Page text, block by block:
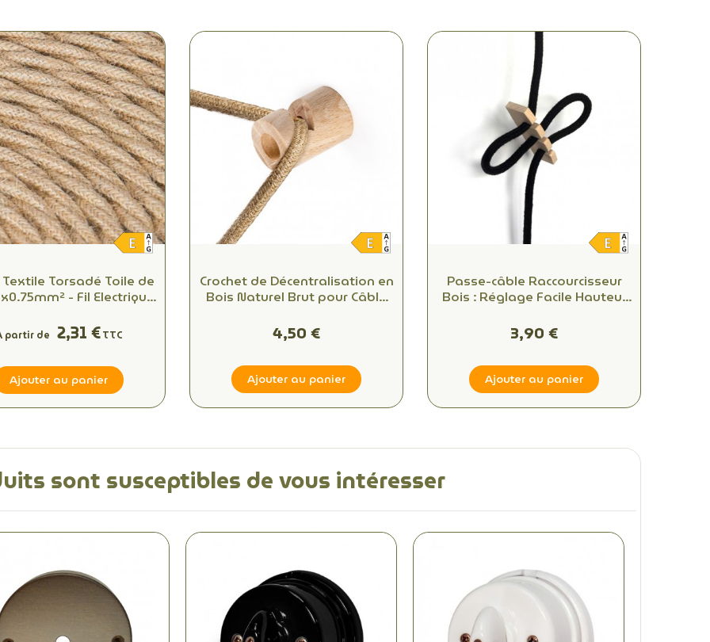
Torsadé Toile de
- Fil Electrique
partir de 2,31 €TTC
Ajouter au panier
Crochet de Décentralisation en
Bois Naturel Brut pour Câble
Accessoire pour Luminaires
4,50 €
Ajouter au panier
Passe-câble Raccourcisseur
Bois : Réglage Facile Hauteur
3,90 €
Ajouter au panier
sont susceptibles de vous intéresser